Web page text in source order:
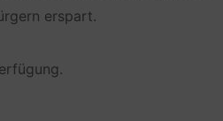
erspart.